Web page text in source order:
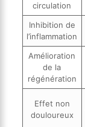
circulation
Inhibition de
l’inflammation
Amélioration
de la
régénération
Effet non
douloureux